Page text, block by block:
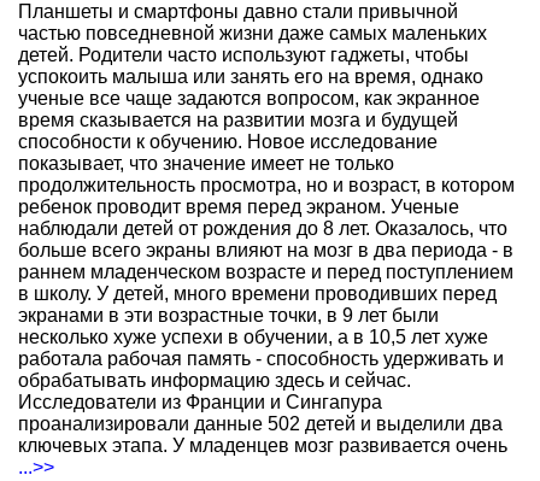
Планшеты и смартфоны давно стали привычной
частью повседневной жизни даже самых маленьких
детей. Родители часто используют гаджеты, чтобы
успокоить малыша или занять его на время, однако
ученые все чаще задаются вопросом, как экранное
время сказывается на развитии мозга и будущей
способности к обучению. Новое исследование
показывает, что значение имеет не только
продолжительность просмотра, но и возраст, в котором
ребенок проводит время перед экраном. Ученые
наблюдали детей от рождения до 8 лет. Оказалось, что
больше всего экраны влияют на мозг в два периода - в
раннем младенческом возрасте и перед поступлением
в школу. У детей, много времени проводивших перед
экранами в эти возрастные точки, в 9 лет были
несколько хуже успехи в обучении, а в 10,5 лет хуже
работала рабочая память - способность удерживать и
обрабатывать информацию здесь и сейчас.
Исследователи из Франции и Сингапура
проанализировали данные 502 детей и выделили два
ключевых этапа. У младенцев мозг развивается очень
...>>